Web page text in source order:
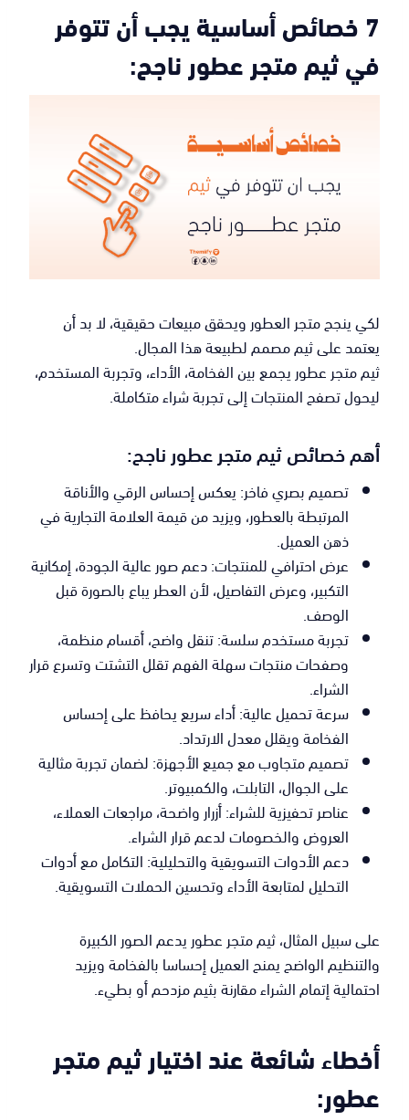
7 خصائص أساسية يجب أن تتوفر
في ثيم متجر عطور ناجح:
لكي ينجح متجر العطور ويحقق مبيعات حقيقية، لا بد أن
يعتمد على ثيم مصمم لطبيعة هذا المجال.
ثيم متجر عطور يجمع بين الفخامة، الأداء، وتجربة المستخدم،
ليحول تصفح المنتجات إلى تجربة شراء متكاملة.
أهم خصائص ثيم متجر عطور ناجح:
تصميم بصري فاخر: يعكس إحساس الرقي والأناقة
المرتبطة بالعطور، ويزيد من قيمة العلامة التجارية في
ذهن العميل.
عرض احترافي للمنتجات: دعم صور عالية الجودة، إمكانية
التكبير، وعرض التفاصيل، لأن العطر يباع بالصورة قبل
الوصف.
تجربة مستخدم سلسة: تنقل واضح، أقسام منظمة،
وصفحات منتجات سهلة الفهم تقلل التشتت وتسرع قرار
الشراء.
سرعة تحميل عالية: أداء سريع يحافظ على إحساس
الفخامة ويقلل معدل الارتداد.
تصميم متجاوب مع جميع الأجهزة: لضمان تجربة مثالية
على الجوال، التابلت، والكمبيوتر.
عناصر تحفيزية للشراء: أزرار واضحة، مراجعات العملاء،
العروض والخصومات لدعم قرار الشراء.
دعم الأدوات التسويقية والتحليلية: التكامل مع أدوات
التحليل لمتابعة الأداء وتحسين الحملات التسويقية.
على سبيل المثال، ثيم متجر عطور يدعم الصور الكبيرة
والتنظيم الواضح يمنح العميل إحساسا بالفخامة ويزيد
احتمالية إتمام الشراء مقارنة بثيم مزدحم أو بطيء.
أخطاء شائعة عند اختيار ثيم متجر
عطور: